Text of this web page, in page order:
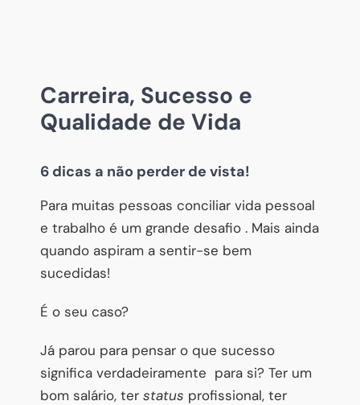
Carreira, Sucesso e
Qualidade de Vida
6 dicas a não perder de vista!
Para muitas pessoas conciliar vida pessoal
e trabalho é um grande desafio . Mais ainda
quando aspiram a sentir-se bem
sucedidas!
É o seu caso?
Já parou para pensar o que sucesso
significa verdadeiramente para si? Ter um
bom salário, ter status profissional, ter